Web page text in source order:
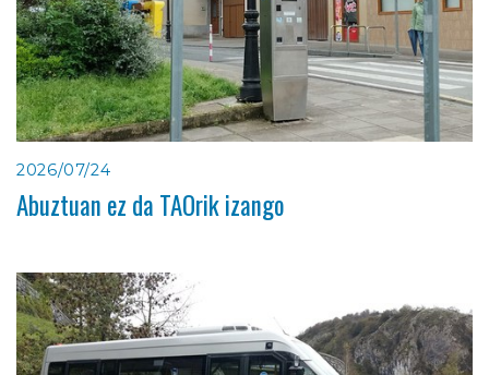
2026/07/24
Abuztuan ez da TAOrik izango